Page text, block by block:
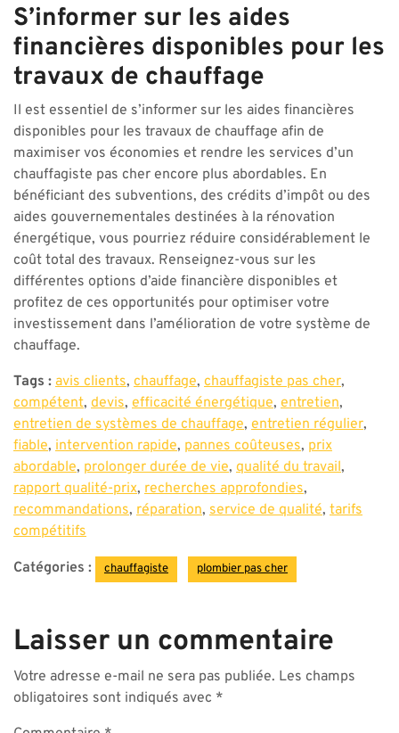
S’informer sur les aides
financières disponibles pour les
travaux de chauffage
Il est essentiel de s’informer sur les aides financières
disponibles pour les travaux de chauffage afin de
maximiser vos économies et rendre les services d’un
chauffagiste pas cher encore plus abordables. En
bénéficiant des subventions, des crédits d’impôt ou des
aides gouvernementales destinées à la rénovation
énergétique, vous pourriez réduire considérablement le
coût total des travaux. Renseignez-vous sur les
différentes options d’aide financière disponibles et
profitez de ces opportunités pour optimiser votre
investissement dans l’amélioration de votre système de
chauffage.
Tags : avis clients, chauffage, chauffagiste pas cher,
compétent, devis, efficacité énergétique, entretien,
entretien de systèmes de chauffage, entretien régulier,
fiable, intervention rapide, pannes coûteuses, prix
abordable, prolonger durée de vie, qualité du travail,
rapport qualité-prix, recherches approfondies,
recommandations, réparation, service de qualité, tarifs
compétitifs
Catégories : chauffagiste plombier pas cher
Laisser un commentaire
Votre adresse e-mail ne sera pas publiée. Les champs
obligatoires sont indiqués avec *